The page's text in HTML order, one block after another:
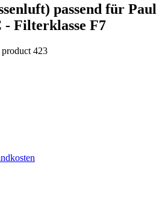
passend für Paul
- Filterklasse F7